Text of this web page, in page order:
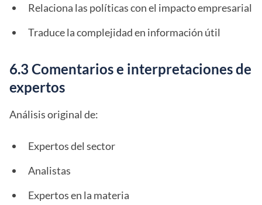
Relaciona las políticas con el impacto empresarial
Traduce la complejidad en información útil
6.3 Comentarios e interpretaciones de
expertos
Análisis original de:
Expertos del sector
Analistas
Expertos en la materia